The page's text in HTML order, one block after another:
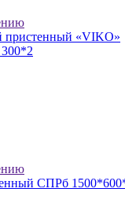
пристенный «VIKO»
СПРб